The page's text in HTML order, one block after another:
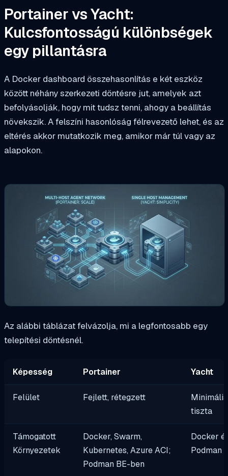
Portainer vs Yacht:
Kulcsfontosságú különbségek
egy pillantásra
A Docker dashboard összehasonlítás e két eszköz
között néhány szerkezeti döntésre jut, amelyek azt
befolyásolják, hogy mit tudsz tenni, ahogy a beállítás
növekszik. A felszíni hasonlóság félrevezető lehet, és az
eltérés akkor mutatkozik meg, amikor már túl vagy az
alapokon.
Az alábbi táblázat felvázolja, mi a legfontosabb egy
telepítési döntésnél.
Képesség Portainer Yacht
Felület Fejlett, rétegzett
tiszta
Támogatott
Környezetek
Docker, Swarm,
Kubernetes, Azure ACI;
Podman BE-ben
Docker
Podman